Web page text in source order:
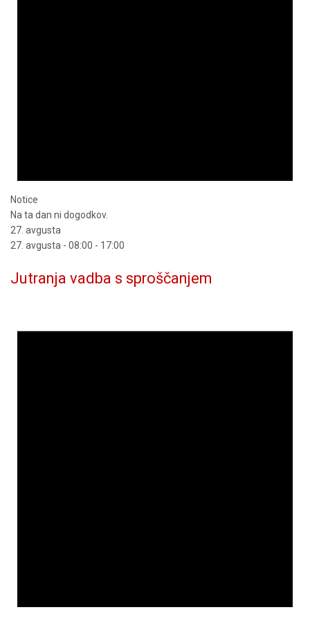
Notice
Na ta dan ni dogodkov.
27. avgusta
27. avgusta - 08:00 - 17:00
Jutranja vadba s sproščanjem